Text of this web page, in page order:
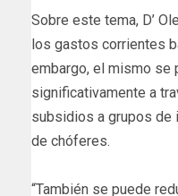
Sobre este tema, D’
los gastos corrientes
embargo, el mismo se
significativamente a
subsidios a grupos de
de chóferes.
“También se puede